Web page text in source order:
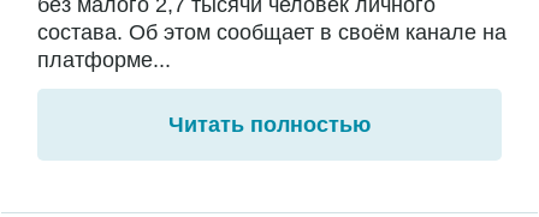
без малого 2,7 тысячи человек личного
состава. Об этом сообщает в своём канале на
платформе...
Читать полностью